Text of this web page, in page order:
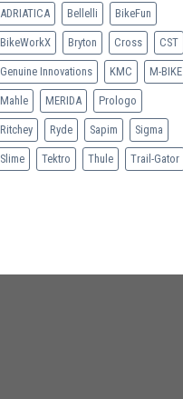
ADRIATICA Bellelli BikeFun
BikeWorkX Bryton Cross CST
Genuine Innovations KMC M-BIKE
Mahle MERIDA Prologo
Ritchey Ryde Sapim Sigma
Slime Tektro Thule Trail-Gator